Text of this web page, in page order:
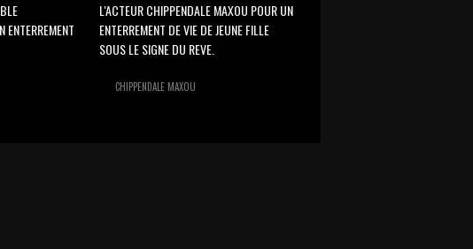
ENTERREMENT
L'ACTEUR CHIPPENDALE MAXOU POUR UN
ENTERREMENT DE VIE DE JEUNE FILLE
SOUS LE SIGNE DU REVE.
CHIPPENDALE MAXOU